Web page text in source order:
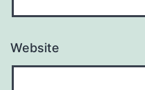
Website